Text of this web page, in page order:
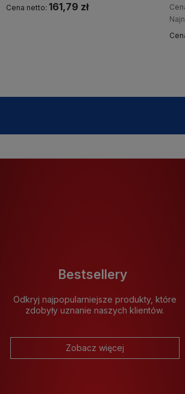
Cena netto: 161,79 zł
Bestsellery
Odkryj najpopularniejsze produkty, które
zdobyły uznanie naszych klientów.
Zobacz więcej